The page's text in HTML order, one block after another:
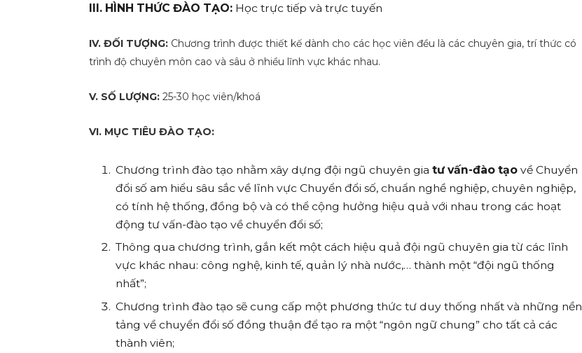
III. HÌNH THỨC ĐÀO TẠO: Học trực tiếp và trực tuyến
IV. ĐỐI TƯỢNG: Chương trình được thiết kế dành cho các học viên đều là các chuyên gia, trí thức có
trình độ chuyên môn cao và sâu ở nhiều lĩnh vực khác nhau.
V. SỐ LƯỢNG:25-30 học viên/khoá
VI. MỤC TIÊU ĐÀO TẠO:
Chương trình đào tạo nhằm xây dựng đội ngũ chuyên giatư vấn-đào tạo về Chuyển
đổi số am hiểu sâu sắc về lĩnh vực Chuyển đổi số, chuẩn nghề nghiệp, chuyên nghiệp,
có tính hệ thống, đồng bộ và có thể cộng hưởng hiệu quả với nhau trong các hoạt
động tư vấn-đào tạo về chuyển đổi số;
Thông qua chương trình, gắn kết một cách hiệu quả đội ngũ chuyên gia từ các lĩnh
vực khác nhau: công nghệ, kinh tế, quản lý nhà nước,… thành một “đội ngũ thống
nhất”;
Chương trình đào tạo sẽ cung cấp một phương thức tư duy thống nhất và những nền
tảng về chuyển đổi số đồng thuận để tạo ra một “ngôn ngữ chung” cho tất cả các
thành viên;